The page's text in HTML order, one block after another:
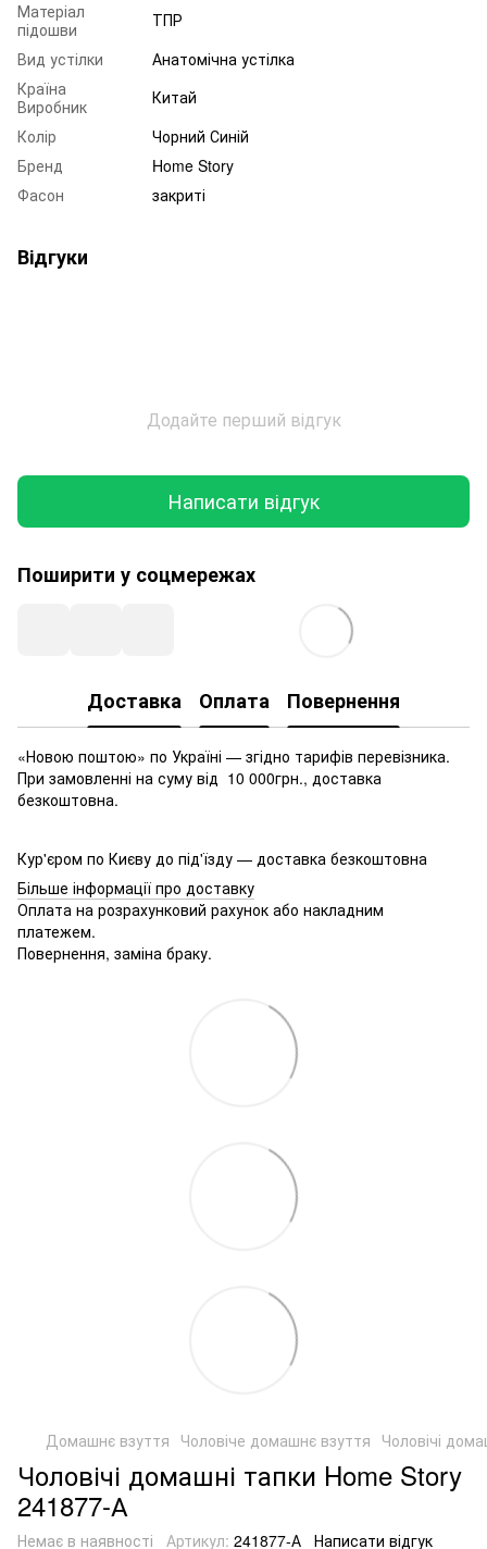
Матеріал
підошви
ТПР
Вид устілки
Анатомічна устілка
Країна
Виробник
Китай
Колір
Чорний Синій
Бренд
Home Story
Фасон
закриті
Відгуки
Додайте перший відгук
Написати відгук
Поширити у соцмережах
Доставка Оплата Повернення
«Новою поштою» по Україні — згідно тарифів перевізника.
При замовленні на суму від 10 000грн., доставка
безкоштовна.
Кур'єром по Києву до під'їзду — доставка безкоштовна
Більше інформації про доставку
Оплата на розрахунковий рахунок або накладним
платежем.
Повернення, заміна браку.
Домашнє взуття Чоловіче домашнє взуття Чоловічі
Чоловічі домашні тапки Home Story
241877-А
Немає в наявності Артикул: 241877-А Написати відгук